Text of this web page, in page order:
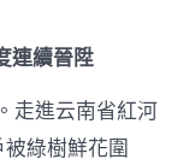
連續晉陞
走進云南省紅河
綠樹鮮花圍